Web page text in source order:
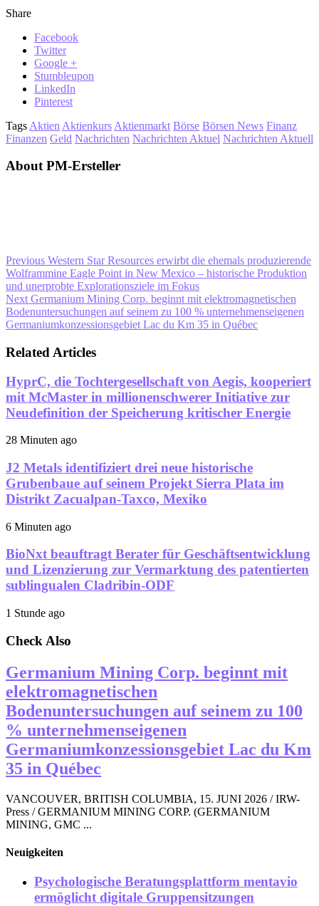
Share
Facebook
Twitter
Google +
Stumbleupon
LinkedIn
Pinterest
Tags Aktien Aktienkurs Aktienmarkt Börse Börsen News Finanz
Finanzen Geld Nachrichten Nachrichten Aktuel Nachrichten Aktuell
About PM-Ersteller
Previous Western Star Resources erwirbt die ehemals produzierende
Wolframmine Eagle Point in New Mexico – historische Produktion
und unerprobte Explorationsziele im Fokus
Next Germanium Mining Corp. beginnt mit elektromagnetischen
Bodenuntersuchungen auf seinem zu 100 % unternehmenseigenen
Germaniumkonzessionsgebiet Lac du Km 35 in Québec
Related Articles
HyprC, die Tochtergesellschaft von Aegis, kooperiert
mit McMaster in millionenschwerer Initiative zur
Neudefinition der Speicherung kritischer Energie
28 Minuten ago
J2 Metals identifiziert drei neue historische
Grubenbaue auf seinem Projekt Sierra Plata im
Distrikt Zacualpan-Taxco, Mexiko
6 Minuten ago
BioNxt beauftragt Berater für Geschäftsentwicklung
und Lizenzierung zur Vermarktung des patentierten
sublingualen Cladribin-ODF
1 Stunde ago
Check Also
Germanium Mining Corp. beginnt mit
elektromagnetischen
Bodenuntersuchungen auf seinem zu 100
% unternehmenseigenen
Germaniumkonzessionsgebiet Lac du Km
35 in Québec
VANCOUVER, BRITISH COLUMBIA, 15. JUNI 2026 / IRW-
Press / GERMANIUM MINING CORP. (GERMANIUM
MINING, GMC ...
Neuigkeiten
Psychologische Beratungsplattform mentavio
ermöglicht digitale Gruppensitzungen